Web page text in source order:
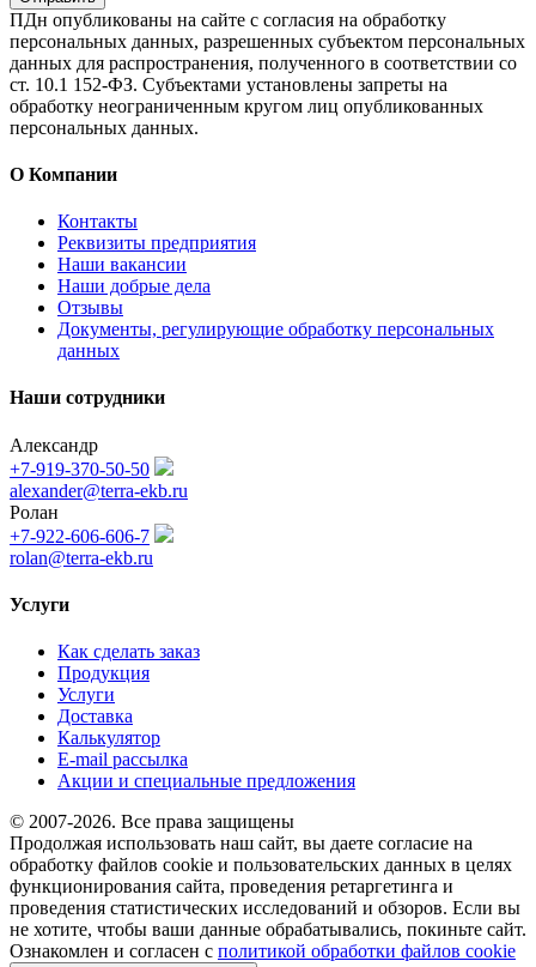
ПДн опубликованы на сайте с согласия на обработку
персональных данных, разрешенных субъектом персональных
данных для распространения, полученного в соответствии со
ст. 10.1 152-ФЗ. Субъектами установлены запреты на
обработку неограниченным кругом лиц опубликованных
персональных данных.
О Компании
Контакты
Реквизиты предприятия
Наши вакансии
Наши добрые дела
Отзывы
Документы, регулирующие обработку персональных
данных
Наши сотрудники
Александр
+7-919-370-50-50
alexander@terra-ekb.ru
Ролан
+7-922-606-606-7
rolan@terra-ekb.ru
Услуги
Как сделать заказ
Продукция
Услуги
Доставка
Калькулятор
E-mail рассылка
Акции и специальные предложения
© 2007-2026. Все права защищены
Продолжая использовать наш сайт, вы даете согласие на
обработку файлов cookie и пользовательских данных в целях
функционирования сайта, проведения ретаргетинга и
проведения статистических исследований и обзоров. Если вы
не хотите, чтобы ваши данные обрабатывались, покиньте сайт.
Ознакомлен и согласен с политикой обработки файлов cookie